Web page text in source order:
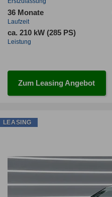
36 Monate
Laufzeit
ca. 210 kW (285 PS)
Leistung
Zum Leasing Angebot
LEASING